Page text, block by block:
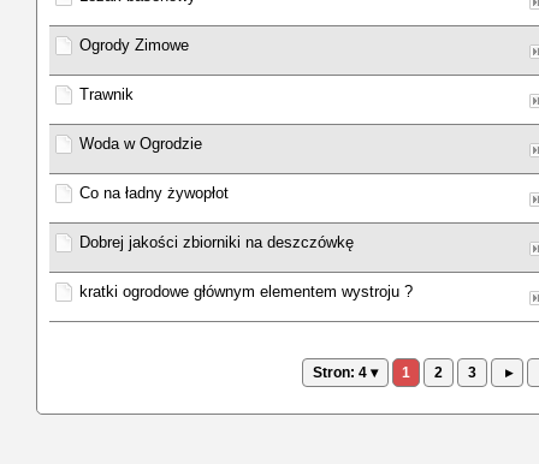
Ogrody Zimowe
Trawnik
Woda w Ogrodzie
Co na ładny żywopłot
Dobrej jakości zbiorniki na deszczówkę
kratki ogrodowe głównym elementem wystroju ?
Stron: 4 ▾ 1 2 3 ▸